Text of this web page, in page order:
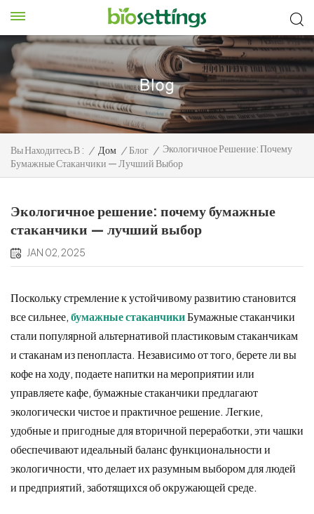
Вы Находитесь В : / Дом / Блог / Экологичное Решение: Почему
Бумажные Стаканчики — Лучший Выбор
Экологичное решение: почему бумажные
стаканчики — лучший выбор
JAN 02, 2025
Поскольку стремление к устойчивому развитию становится
все сильнее,бумажные стаканчикиБумажные стаканчики
стали популярной альтернативой пластиковым стаканчикам
и стаканам из пенопласта. Независимо от того, берете ли вы
кофе на ходу, подаете напитки на мероприятии или
управляете кафе, бумажные стаканчики предлагают
экологически чистое и практичное решение. Легкие,
удобные и пригодные для вторичной переработки, эти чашки
обеспечивают идеальный баланс функциональности и
экологичности, что делает их разумным выбором для людей
и предприятий, заботящихся об окружающей среде.